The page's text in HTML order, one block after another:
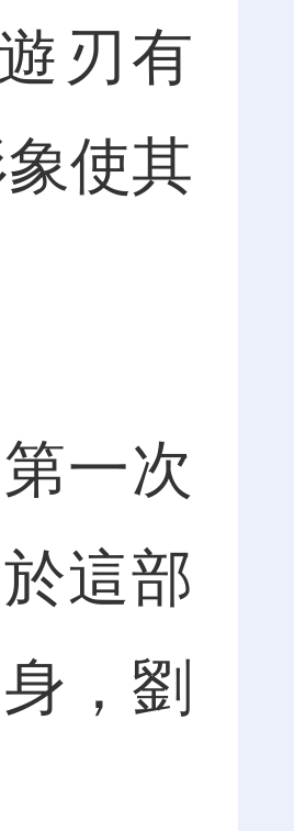
刃有
使其
一次
這部
，劉